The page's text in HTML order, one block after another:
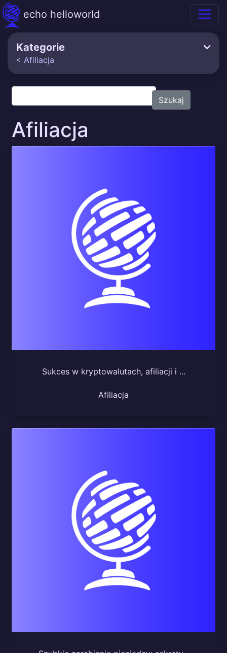
echo helloworld
Kategorie
< Afiliacja
Szukaj
Afiliacja
Sukces w kryptowalutach, afiliacji i ...
Afiliacja